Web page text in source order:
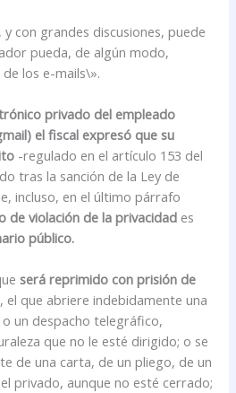
con grandes discusiones, puede
pueda, de algún modo,
los e-mails\».
privado del empleado
el fiscal expresó que su
-regulado en el artículo 153 del
tras la sanción de la Ley de
incluso, en el último párrafo
de violación de la privacidad es
público.
será reprimido con prisión de
, el que abriere indebidamente una
un despacho telegráfico,
que no le esté dirigido; o se
de una carta, de un pliego, de un
privado, aunque no esté cerrado;